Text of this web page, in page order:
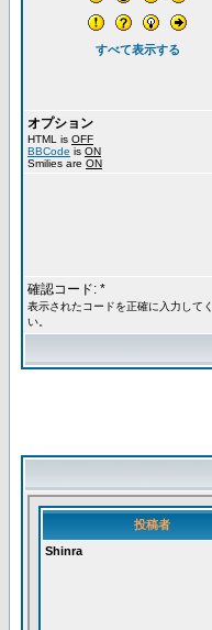
すべて表示する
オプション
HTML is OFF
BBCode is ON
Smilies are ON
確認コード: *
表示されたコードを正確に入力して
い。